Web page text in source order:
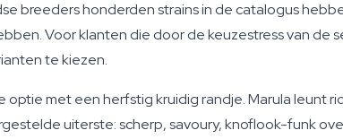
breeders honderden strains in de catalogus
Voor klanten die door de keuzestress van de
te kiezen.
met een herfstig kruidig randje. Marula leunt
uiterste: scherp, savoury, knoflook-funk